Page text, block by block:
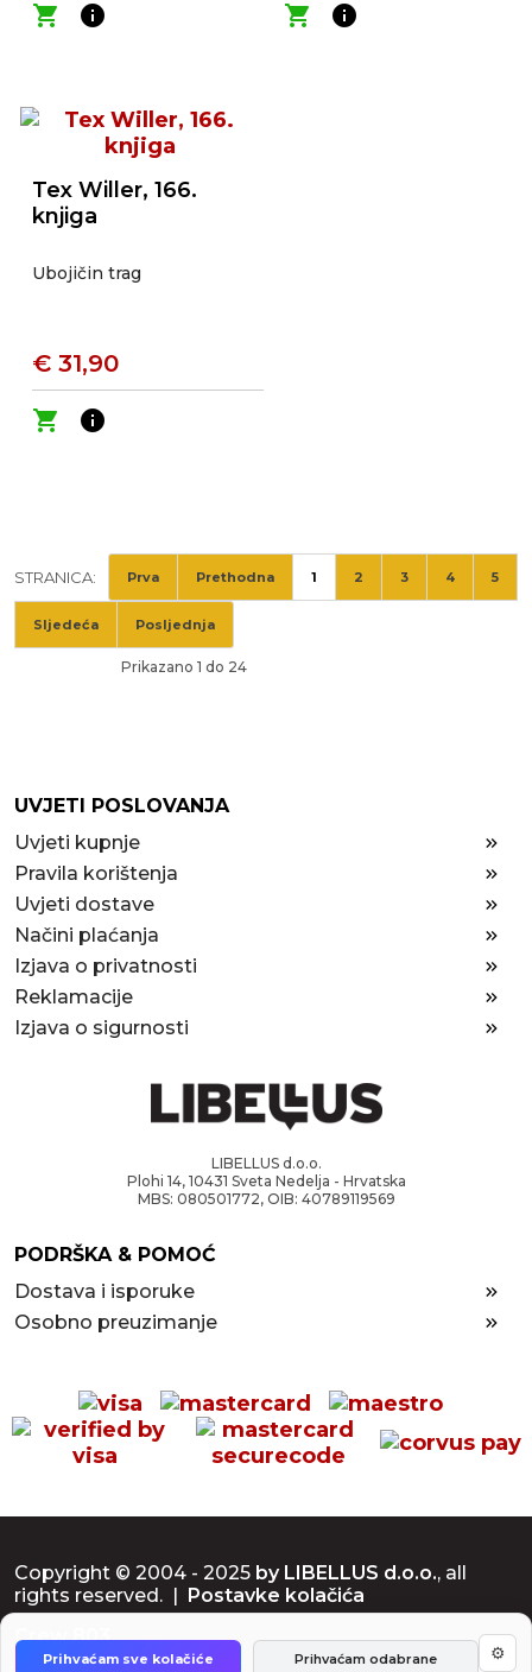
shopping_cart
info
shopping_cart
info
Tex Willer, 166.
knjiga
Ubojičin trag
€ 31,90
shopping_cart
info
STRANICA: Prva Prethodna 1 2 3 4 5
Sljedeća Posljednja
Prikazano 1 do 24
UVJETI POSLOVANJA
Uvjeti kupnje
Pravila korištenja
Uvjeti dostave
Načini plaćanja
Izjava o privatnosti
Reklamacije
Izjava o sigurnosti
LIBELLUS d.o.o.
Plohi 14, 10431 Sveta Nedelja - Hrvatska
MBS: 080501772, OIB: 40789119569
PODRŠKA & POMOĆ
Dostava i isporuke
Osobno preuzimanje
Copyright © 2004 - 2025 by LIBELLUS d.o.o., all
rights reserved. | Postavke kolačića
Crew 803
Prihvaćam sve kolačiće Prihvaćam odabrane ⚙